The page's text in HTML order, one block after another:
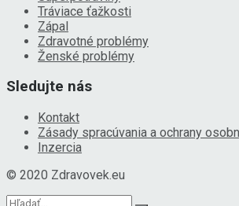
Tráviace ťažkosti
Zápal
Zdravotné problémy
Ženské problémy
Sledujte nás
Kontakt
Zásady spracúvania a ochrany
Inzercia
© 2020 Zdravovek.eu